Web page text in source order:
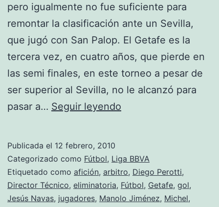
pero igualmente no fue suficiente para
remontar la clasificación ante un Sevilla,
que jugó con San Palop. El Getafe es la
tercera vez, en cuatro años, que pierde en
las semi finales, en este torneo a pesar de
ser superior al Sevilla, no le alcanzó para
pasar a… Seguir leyendo
de
la
Copa
Publicada el 12 febrero, 2010
Categorizado como Fútbol, Liga BBVA
Etiquetado como afición, arbitro, Diego Perotti,
Director Técnico, eliminatoria, Fútbol, Getafe, gol,
Jesús Navas, jugadores, Manolo Jiménez, Michel,